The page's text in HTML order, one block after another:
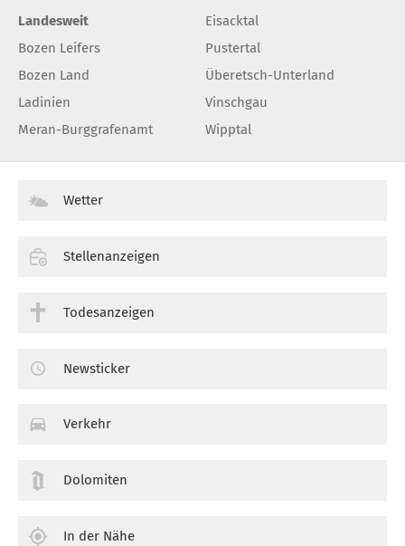
Landesweit
Bozen Leifers
Bozen Land
Ladinien
Meran-Burggrafenamt
Eisacktal
Pustertal
Überetsch-Unterland
Vinschgau
Wipptal
Wetter
Stellenanzeigen
Todesanzeigen
Newsticker
Verkehr
Dolomiten
In der Nähe